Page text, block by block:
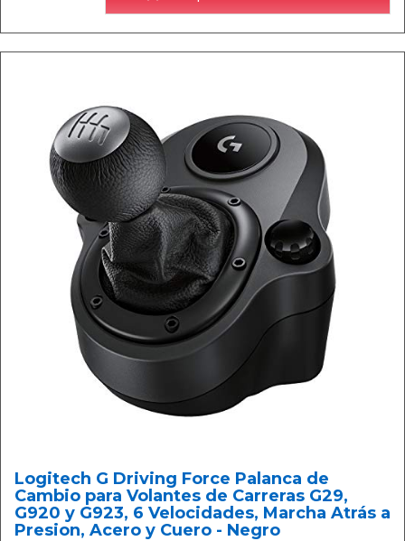
Logitech G Driving Force Palanca de
Cambio para Volantes de Carreras G29,
G920 y G923, 6 Velocidades, Marcha Atrás a
Presion, Acero y Cuero - Negro